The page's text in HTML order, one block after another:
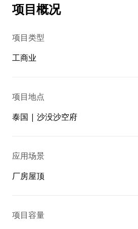
项目概况
项目类型
工商业
项目地点
泰国 | 沙没沙空府
应用场景
厂房屋顶
项目容量